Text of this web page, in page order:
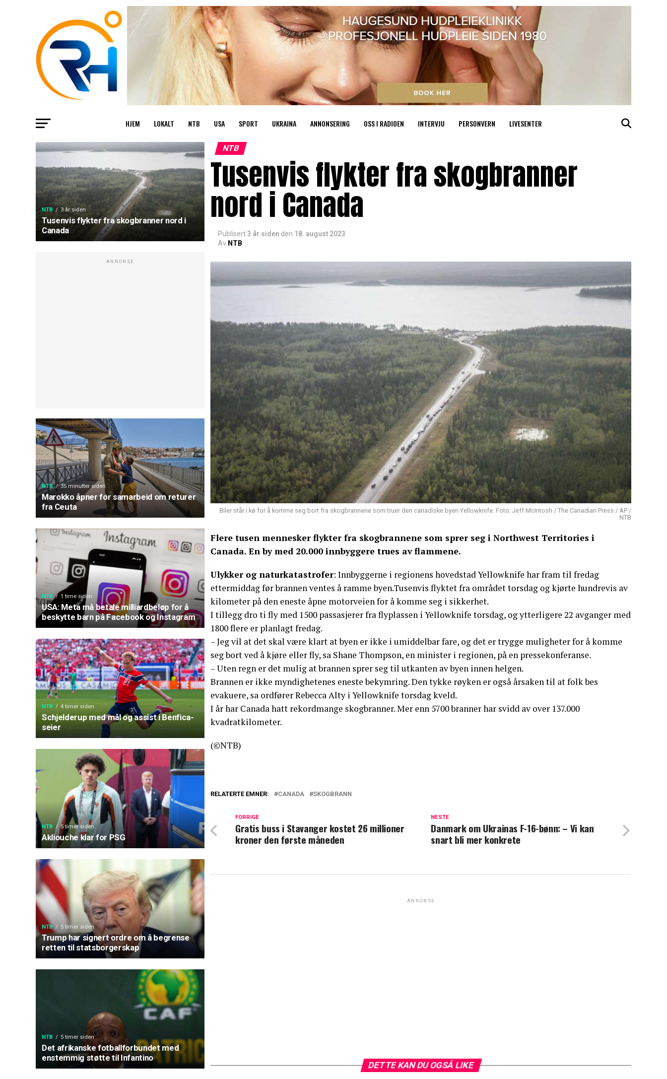
HJEM LOKALT NTB USA SPORT UKRAINA ANNONSERING OSS I RADIOEN INTERVJU PERSONVERN LIVESENTER
NTB 3 år siden
Tusenvis flykter fra skogbranner nord i
Canada
ANNONSE
NTB 35 minutter siden
Marokko åpner for samarbeid om returer
fra Ceuta
NTB 1 time siden
USA: Meta må betale milliardbeløp for å
beskytte barn på Facebook og Instagram
NTB 4 timer siden
Schjelderup med mål og assist i Benfica-
seier
NTB 5 timer siden
Akliouche klar for PSG
NTB 5 timer siden
Trump har signert ordre om å begrense
retten til statsborgerskap
NTB 5 timer siden
Det afrikanske fotballforbundet med
enstemmig støtte til Infantino
NTB
Tusenvis flykter fra skogbranner
nord i Canada
Publisert3 år siden den 18. august 2023
Av NTB
Biler står i kø for å komme seg bort fra skogbrannene som truer den canadiske byen Yellowknife. Foto: Jeff McIntosh / The Canadian Press / AP /
NTB
Flere tusen mennesker flykter fra skogbrannene som sprer seg i Northwest Territories i
Canada. En by med 20.000 innbyggere trues av flammene.
Ulykker og naturkatastrofer: Innbyggerne i regionens hovedstad Yellowknife har fram til fredag
ettermiddag før brannen ventes å ramme byen.Tusenvis flyktet fra området torsdag og kjørte hundrevis av
kilometer på den eneste åpne motorveien for å komme seg i sikkerhet.
I tillegg dro ti fly med 1500 passasjerer fra flyplassen i Yellowknife torsdag, og ytterligere 22 avganger med
1800 flere er planlagt fredag.
– Jeg vil at det skal være klart at byen er ikke i umiddelbar fare, og det er trygge muligheter for å komme
seg bort ved å kjøre eller fly, sa Shane Thompson, en minister i regionen, på en pressekonferanse.
– Uten regn er det mulig at brannen sprer seg til utkanten av byen innen helgen.
Brannen er ikke myndighetenes eneste bekymring. Den tykke røyken er også årsaken til at folk bes
evakuere, sa ordfører Rebecca Alty i Yellowknife torsdag kveld.
I år har Canada hatt rekordmange skogbranner. Mer enn 5700 branner har svidd av over 137.000
kvadratkilometer.
(©NTB)
RELATERTE EMNER: CANADA SKOGBRANN
NESTE
Danmark om Ukrainas F-16-bønn: – Vi kan
snart bli mer konkrete
FORRIGE
Gratis buss i Stavanger kostet 26 millioner
kroner den første måneden
ANNONSE
DETTE KAN DU OGSÅ LIKE